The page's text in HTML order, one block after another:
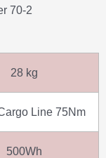
28 kg
Line 75Nm
500Wh